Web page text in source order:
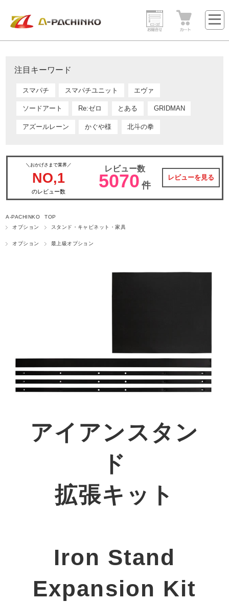
注目キーワード
スマパチ スマパチユニット エヴァ
ソードアート Re:ゼロ とある GRIDMAN
アズールレーン かぐや様 北斗の拳
＼おかげさまで業界／
NO,1
のレビュー数
レビュー数
5070 件
レビューを見る
A-PACHINKO TOP
オプション
スタンド・キャビネット・家具
オプション 最上級オプション
アイアンスタン
ド
拡張キット
Iron Stand
Expansion Kit